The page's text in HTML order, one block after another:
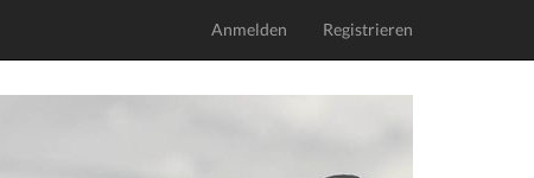
Anmelden Registrieren